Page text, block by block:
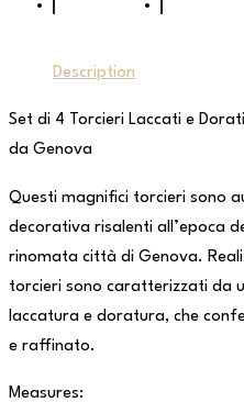
Description
Set di 4 Torcieri Laccati e
da Genova
Questi magnifici torcieri sono
decorativa risalenti all’epoca
rinomata città di Genova.
torcieri sono caratterizzati da
laccatura e doratura, che
e raffinato.
Measures: